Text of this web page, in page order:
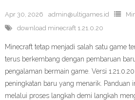
Apr 30, 2026 admin@ultigames.id
download minecraft 1.21.0.20
Minecraft tetap menjadi salah satu game
terus berkembang dengan pembaruan
pengalaman bermain game. Versi
peningkatan baru yang menarik. Panduan
melalui proses langkah demi langkah